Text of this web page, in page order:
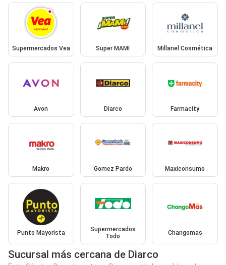
Supermercados Vea Super MAMI Millanel Cosmética
Avon Diarco Farmacity
Makro Gomez Pardo Maxiconsumo
Punto Mayorista
Supermercados
Todo
Changomas
Sucursal más cercana de Diarco